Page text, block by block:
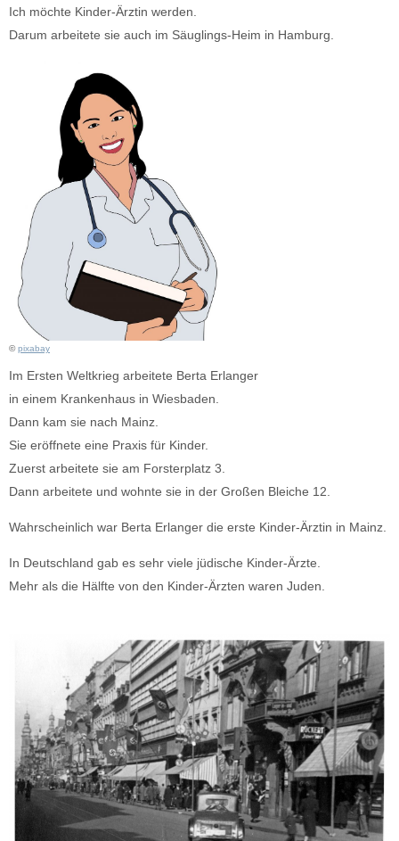
Ich möchte Kinder-Ärztin werden.
Darum arbeitete sie auch im Säuglings-Heim in Hamburg.
©pixabay
Im Ersten Weltkrieg arbeitete Berta Erlanger
in einem Krankenhaus in Wiesbaden.
Dann kam sie nach Mainz.
Sie eröffnete eine Praxis für Kinder.
Zuerst arbeitete sie am Forsterplatz 3.
Dann arbeitete und wohnte sie in der Großen Bleiche 12.
Wahrscheinlich war Berta Erlanger die erste Kinder-Ärztin in Mainz.
In Deutschland gab es sehr viele jüdische Kinder-Ärzte.
Mehr als die Hälfte von den Kinder-Ärzten waren Juden.